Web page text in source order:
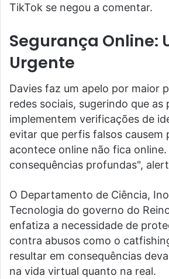
TikTok se negou a comentar.
Segurança Online:
Urgente
Davies faz um apelo por maior
redes sociais, sugerindo que as
implementem verificações de
evitar que perfis falsos causem
acontece online não fica
consequências profundas",
O Departamento de Ciência,
Tecnologia do governo do
enfatiza a necessidade de
contra abusos como o
resultar em consequências
na vida virtual quanto na real.